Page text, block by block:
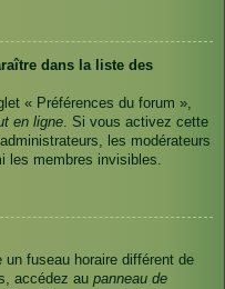
dans la liste des
« Préférences du forum »,
en ligne. Si vous activez cette
les modérateurs
les membres invisibles.
un fuseau horaire différent de
accédez au panneau de